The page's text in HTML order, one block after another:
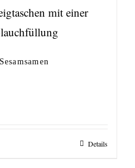
mit einer
Details